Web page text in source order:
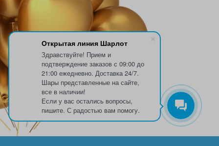
Открытая линия Шарлот
Здравствуйте! Прием и
подтверждение заказов с 09:00 до
21:00 ежедневно. Доставка 24/7.
Шары представленные на сайте,
все в наличии!
Если у вас остались вопросы,
пишите. С радостью вам помогу.